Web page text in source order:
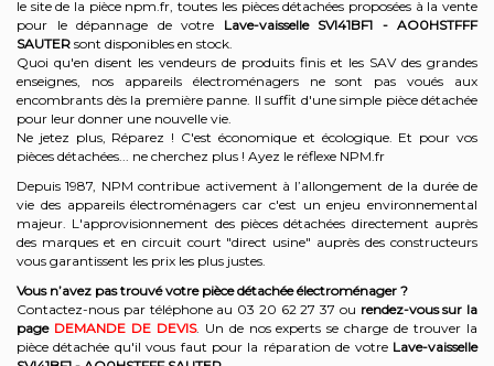
le site de la pièce npm.fr, toutes les pièces détachées proposées à la vente
pour le dépannage de votre Lave-vaisselle SVI41BF1 - AO0HSTFFF
SAUTER sont disponibles en stock.
Quoi qu'en disent les vendeurs de produits finis et les SAV des grandes
enseignes, nos appareils électroménagers ne sont pas voués aux
encombrants dès la première panne. Il suffit d'une simple pièce détachée
pour leur donner une nouvelle vie.
Ne jetez plus, Réparez ! C'est économique et écologique. Et pour vos
pièces détachées... ne cherchez plus ! Ayez le réflexe NPM.fr
Depuis 1987, NPM contribue activement à l’allongement de la durée de
vie des appareils électroménagers car c'est un enjeu environnemental
majeur. L'approvisionnement des pièces détachées directement auprès
des marques et en circuit court "direct usine" auprès des constructeurs
vous garantissent les prix les plus justes.
Vous n’avez pas trouvé votre pièce détachée électroménager ?
Contactez-nous par téléphone au 03 20 62 27 37 ou rendez-vous sur la
page DEMANDE DE DEVIS. Un de nos experts se charge de trouver la
pièce détachée qu'il vous faut pour la réparation de votre Lave-vaisselle